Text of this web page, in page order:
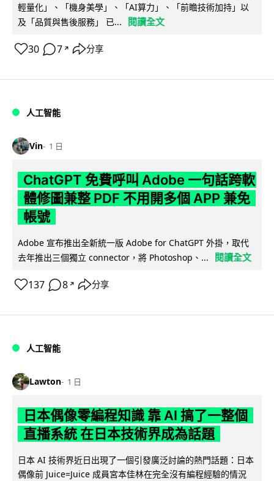
輕量化」、「機身美學」、「AI算力」、「前瞻技術加持」以
及「品質與售後服務」 已...
閱讀全文
30 7 ↗ 分享
人工智能
Vin 1 日
ChatGPT 免費呼叫 Adobe 一句話跨軟
體修圖兼整 PDF 不用開多個 APP 兼免
帳號
Adobe 宣布推出全新統一版 Adobe for ChatGPT 外掛，取代
去年推出三個獨立 connector，將 Photoshop、...
閱讀全文
137 8 ↗ 分享
人工智能
Lawton 1 日
日本偶像零編程知識 靠 AI 搞了一整個
直播系統 在日本技術界成為話題
日本 AI 技術界近日出現了一個引發廣泛討論的熱門話題：日本
偶像前 Juice=Juice 成員宮本佳林在完全沒有編程經驗的情況